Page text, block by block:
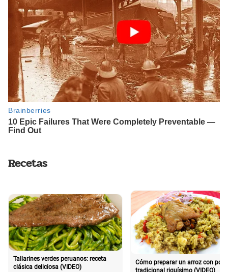
Recetas
Tallarines verdes peruanos: receta
clásica deliciosa (VIDEO)
Cómo preparar un arroz con pollo
tradicional riquísimo (VIDEO)